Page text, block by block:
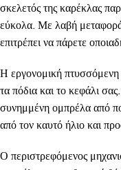
σκελετός της καρέκλας
εύκολα. Με λαβή
επιτρέπει να πάρετε
Η εργονομική πτυσσόμενη
τα πόδια και το κεφάλι
συνημμένη ομπρέλα από
από τον καυτό ήλιο και
Ο περιστρεφόμενος